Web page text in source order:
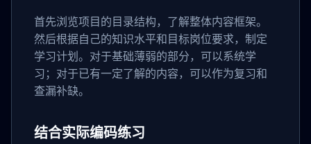
首先浏览项目的目录结构，了解整体内容框架。
然后根据自己的知识水平和目标岗位要求，制定
学习计划。对于基础薄弱的部分，可以系统学
习；对于已有一定了解的内容，可以作为复习和
查漏补缺。
结合实际编码练习